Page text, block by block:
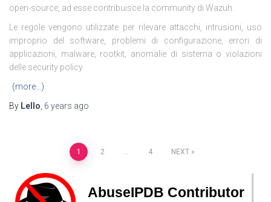
open-source, ad esse contribuisce la community di Wazuh.
Le regole vengono utilizzate per rilevare attacchi, intrusioni, uso
improprio del software, problemi di configurazione, errori di
applicazioni, malware, rootkit, anomalie di sistema o violazioni
delle security policy.
(more…)
By Lello 6 years ago
pagination
1 2 4 NEXT